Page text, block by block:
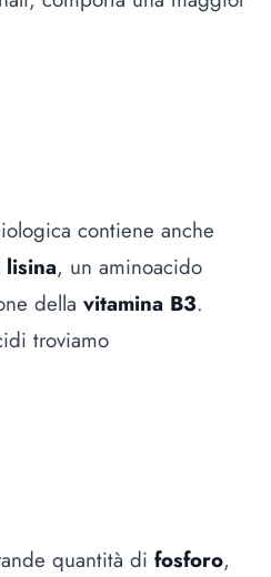
contiene anche
lisina, un aminoacido
della vitamina B3.
troviamo
quantità di fosforo,